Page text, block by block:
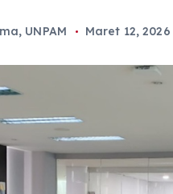
, UNPAM Maret 12, 2026